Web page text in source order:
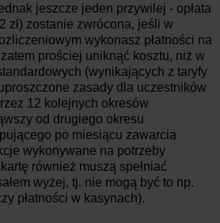
jeszcze jeden przywilej - opłata
zł) zostanie zwrócona, jeśli w
wykonasz płatności na
prościej uniknąć kosztu, niż w
(wynikających z taryfy
zasady dla uczestników
12 kolejnych okresów
od drugiego okresu
po miesiącu zawarcia
wykonywane na potrzeby
również muszą spełniać
wyżej, tj. nie mogą być to np.
płatności w kasynach).